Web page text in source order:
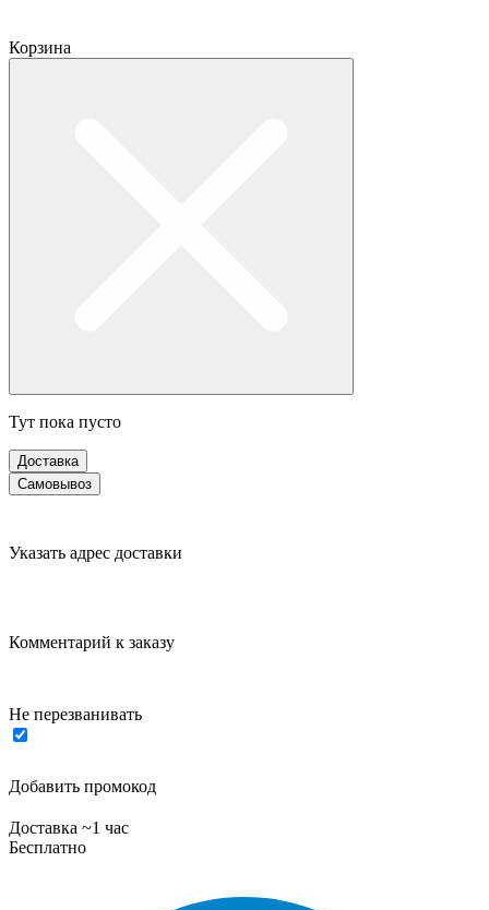
Корзина
Тут пока пусто
Доставка
Самовывоз
Указать адрес доставки
Комментарий к заказу
Не перезванивать
Добавить промокод
Доставка ~1 час
Бесплатно